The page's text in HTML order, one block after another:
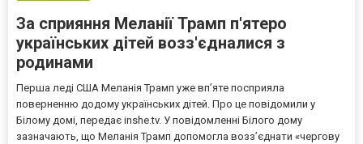
За сприяння Меланії Трамп п'ятеро
українських дітей возз'єдналися з
родинами
Перша леді США Меланія Трамп уже впʼяте посприяла
поверненню додому українських дітей. Про це повідомили у
Білому домі, передає inshe.tv. У повідомленні Білого дому
зазначають, що Меланія Трамп допомогла возз’єднати «чергову